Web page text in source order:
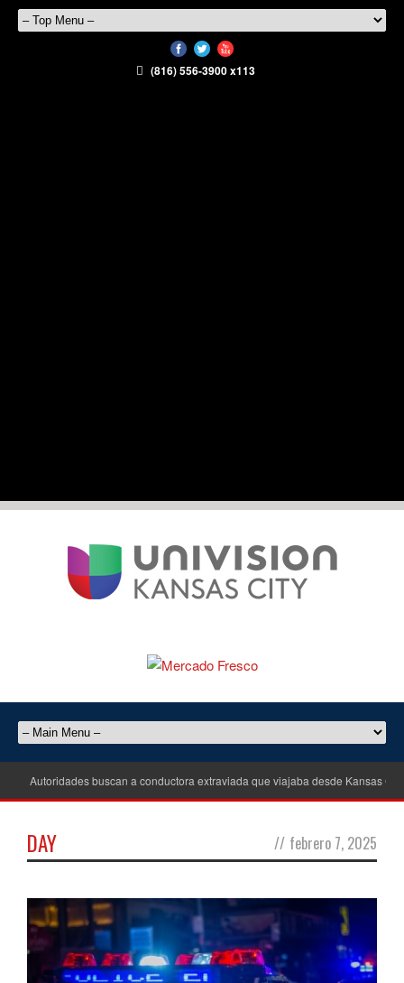
(816) 556-3900 x113
Autoridades buscan a conductora extraviada que viajaba desde Kansas City
DAY // febrero 7, 2025